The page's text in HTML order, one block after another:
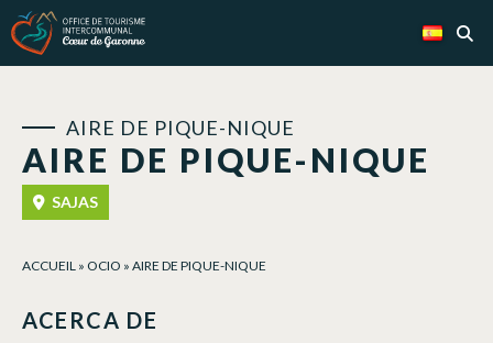
AIRE DE PIQUE-NIQUE
AIRE DE PIQUE-NIQUE
SAJAS
ACCUEIL » OCIO » AIRE DE PIQUE-NIQUE
ACERCA DE
Panel de gestión de cookies